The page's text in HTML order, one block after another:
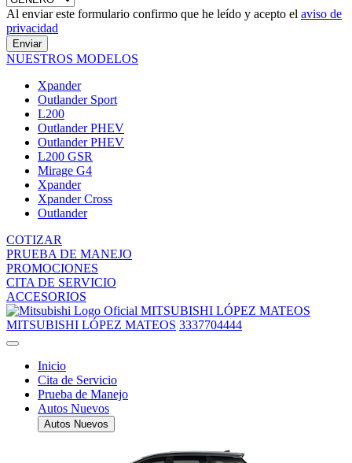
Al enviar este formulario confirmo que he leído y acepto el aviso de
privacidad
Enviar
NUESTROS MODELOS
Xpander
Outlander Sport
L200
Outlander PHEV
Outlander PHEV
L200 GSR
Mirage G4
Xpander
Xpander Cross
Outlander
COTIZAR
PRUEBA DE MANEJO
PROMOCIONES
CITA DE SERVICIO
ACCESORIOS
MITSUBISHI LÓPEZ MATEOS
MITSUBISHI LÓPEZ MATEOS 3337704444
Inicio
Cita de Servicio
Prueba de Manejo
Autos Nuevos
Autos Nuevos